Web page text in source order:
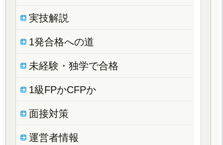
実技解説
1発合格への道
未経験・独学で合格
1級FPかCFPか
面接対策
運営者情報